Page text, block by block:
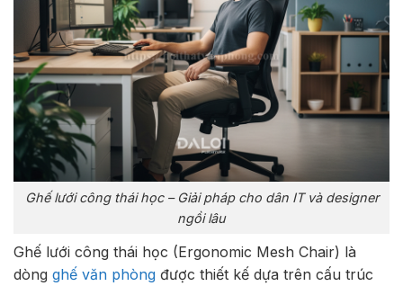
Ghế lưới công thái học – Giải pháp cho dân IT và designer
ngồi lâu
Ghế lưới công thái học (Ergonomic Mesh Chair) là
dòng ghế văn phòng được thiết kế dựa trên cấu trúc